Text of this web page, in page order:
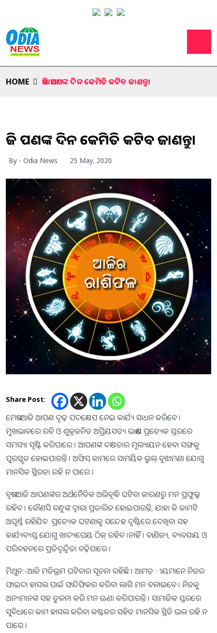
HOME ଆଜି ଆପଣଙ୍କ ଦିନ କେମିତି କଟିବ ଜାଣନ୍ତୁ।
ଆଜି ଆପଣଙ୍କ ଦିନ କେମିତି କଟିବ ଜାଣନ୍ତୁ।
By - Odia News 25 May, 2020
Share Post:
ମେଷ:-ଆଜି ଆପଣ ଦୃଢ଼ ପଦକ୍ଷେପ ନେଇ କାର୍ଯ୍ୟ ସାଧନ କରିବେ ।
ମୁଖଭାବରେ ରବି ଓ ଶୁକ୍ରଜନିତ ଅପ୍ରିୟସତ୍ୟ ଭାଷଣ ପ୍ରତ୍ୟେକ ସ୍ତରରେ
ସମସ୍ୟା ସୃଷ୍ଟି କରିପାରେ । ଆପଣଙ୍କ ଦକ୍ଷତାର ମୂଲ୍ୟାୟନ ହେବା ସଙ୍ଗକୁ
ପୁରସ୍କୃତ ହୋଇପାରନ୍ତି । ଅଫିସ୍‌ କାମରେ ସାମୟିକ ଭୁଲ୍‌ ବୁଝାମଣା ଯୋଗୁ
ମାନସିକ ସ୍ଥିରତା ରହି ନ ପାରେ ।
ବୃଷ:-ଆଜି ଆପଣଙ୍କର ଅର୍ଥନୈତିକ ଅଭିବୃଦ୍ଧି ଘଟିବା କାରଣରୁ ମନ ପ୍ରଫୁଲ୍ଲ
ରହିବ । କୌଣସି ବନ୍ଧୁଙ୍କ ଦ୍ୱାରା ପ୍ରତାରିତ ହୋଇପାରନ୍ତି, ଯାହା କି କାମଟି
ଅପୂର୍ଣ୍ଣ ରହିଯିବ ପ୍ରତ୍ୟେକ ଘଟଣାକୁ ସନ୍ଦେହ ଦୃଷ୍ଟିରେ ଦେଖିବା ସହ
କାର୍ଯ୍ୟବ୍ୟସ୍ତ ଯୋଗୁ ଖାଦ୍ୟପେୟ ଠିକ୍‌ ରହିବ ।ନାହିଁ । ବାଣିଜ୍ୟ, ବ୍ୟବସାୟ ଓ
ପରିବହନରେ ପ୍ରତିଦ୍ୱନ୍ଦ୍ୱିତା ବଢ଼ିପାରେ ।
ମିଥୁନ:-ଆଜି ମତିଭ୍ରମ ଘଟିବାର ସୂଚନା ରହିଛି । ଆମତ୍ୀୟମାନେ ନିଜର
ଫାଇଦା ହାସଲ ପାଇଁ ଫନ୍ଦିଫିକର କରିବା ଲାଗି ମନ ବଳାଇବେ । ନିଜକୁ
ଅନ୍ୟମାନଙ୍କ ସହ ତୁଳନା କରି ମନ ଊଣା କରିପାରନ୍ତି । ସାମାଜିକ ସ୍ତରରେ
ସୁବିଧାରେ କାମ ହାସଲ କରିବା କଷ୍ଟକର ସହିତ ମାନସିକ ସ୍ଥିତି ଭଲ ରହି ନ
ପାରେ ।